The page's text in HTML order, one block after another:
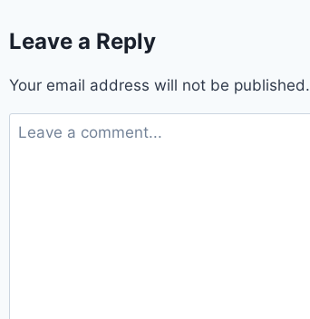
Leave a Reply
Your email address will not be published.